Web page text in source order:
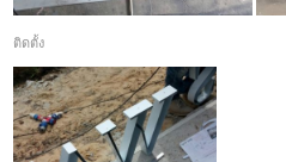
ติดตั้ง